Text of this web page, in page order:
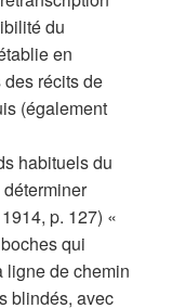
du
en
récits de
(également
habituels du
déterminer
p. 127) «
qui
ligne de chemin
blindés, avec